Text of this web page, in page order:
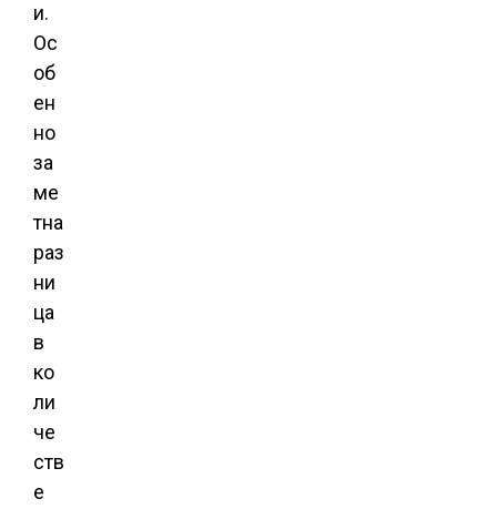
и.
Ос
об
ен
но
за
ме
тна
раз
ни
ца
в
ко
ли
че
ств
е